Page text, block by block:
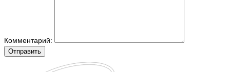
Комментарий:
Отправить